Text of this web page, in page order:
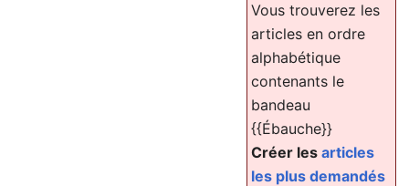
Vous trouverez les
articles en ordre
alphabétique
contenants le
bandeau
{{Ébauche}}
Créer les articles
les plus demandés